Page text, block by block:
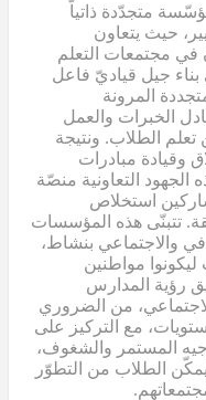
متجدّدة ذاتياّ
حيث يتعاون
في مجتمعات التعلم
بناء جيل قياديّ فاعل
المرونة
الخبرات والعمل
الطلاب. ونتيجة
وقيادة مبادرات
التعاونية منصّة
استخلاص
تتبنّى هذه المؤسسات
والاجتماعي بنشاط،
مواطنين
رؤية المدارس
من الضروري
مع التركيز على
المستمر والشغوف،
الطلاب من التطوّر